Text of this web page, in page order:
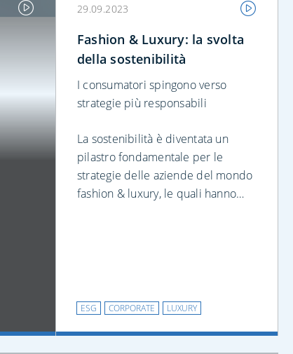
29.09.2023
Fashion & Luxury: la svolta
della sostenibilità
I consumatori spingono verso
strategie più responsabili
La sostenibilità è diventata un
pilastro fondamentale per le
strategie delle aziende del mondo
fashion & luxury, le quali hanno
ESG CORPORATE LUXURY